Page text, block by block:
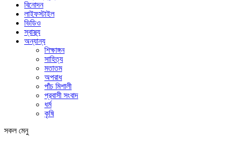
বিনোদন
লাইফস্টাইল
ভিডিও
স্বাস্থ্য
অন্যান্য
শিক্ষাঙ্গন
সাহিত্য
মতাতম
অপরাধ
পাঁচ মিশালী
প্রবাসী সংবাদ
ধর্ম
কৃষি
সকল মেনু